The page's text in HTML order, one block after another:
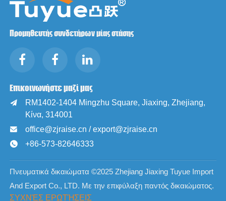
Προμηθευτής συνδετήρων μίας στάσης
Επικοινωνήστε μαζί μας

RM1402-1404 Mingzhu Square, Jiaxing, Zhejiang,
Κίνα, 314001
 office@zjraise.cn / export@zjraise.cn
 +86-573-82646333
Πνευματικά δικαιώματα ©2025 Zhejiang Jiaxing Tuyue Import
And Export Co., LTD. Με την επιφύλαξη παντός δικαιώματος.
ΣΥΧΝΈΣ ΕΡΩΤΉΣΕΙΣ